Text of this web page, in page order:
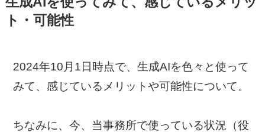
ト・可能性
2024年10月1日時点で、生成AIを色々と使って
みて、感じているメリットや可能性について。
ちなみに、今、当事務所で使っている状況（役